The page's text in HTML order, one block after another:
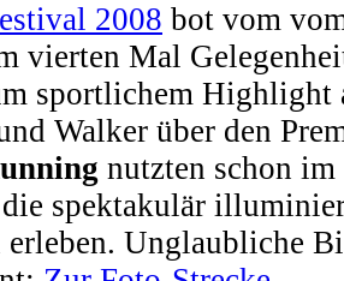
2008 bot vom
vierten Mal
sportlichem Highlight
Walker über den
nutzten schon
spektakulär
Unglaubliche